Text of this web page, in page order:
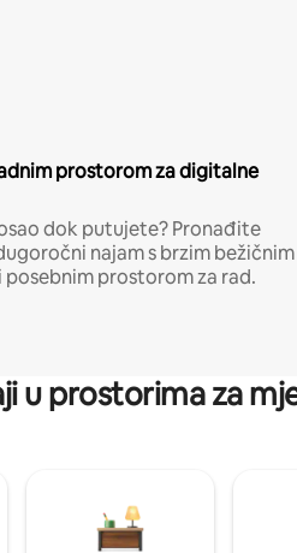
prostorom za digitalne
dok putujete? Pronađite
najam s brzim bežičnim
prostorom za rad.
u prostorima za